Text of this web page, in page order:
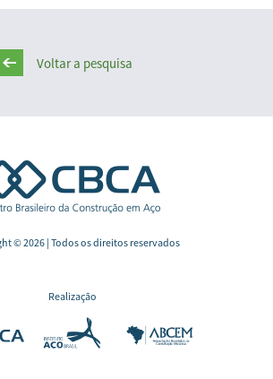
Voltar a pesquisa
© 2026 | Todos os direitos reservados
Realização